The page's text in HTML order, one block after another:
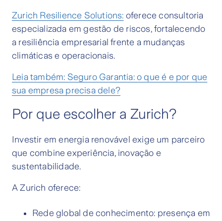
Zurich Resilience Solutions: oferece consultoria
especializada em gestão de riscos, fortalecendo
a resiliência empresarial frente a mudanças
climáticas e operacionais.
Leia também: Seguro Garantia: o que é e por que
sua empresa precisa dele?
Por que escolher a Zurich?
Investir em energia renovável exige um parceiro
que combine experiência, inovação e
sustentabilidade.
A Zurich oferece:
Rede global de conhecimento: presença em